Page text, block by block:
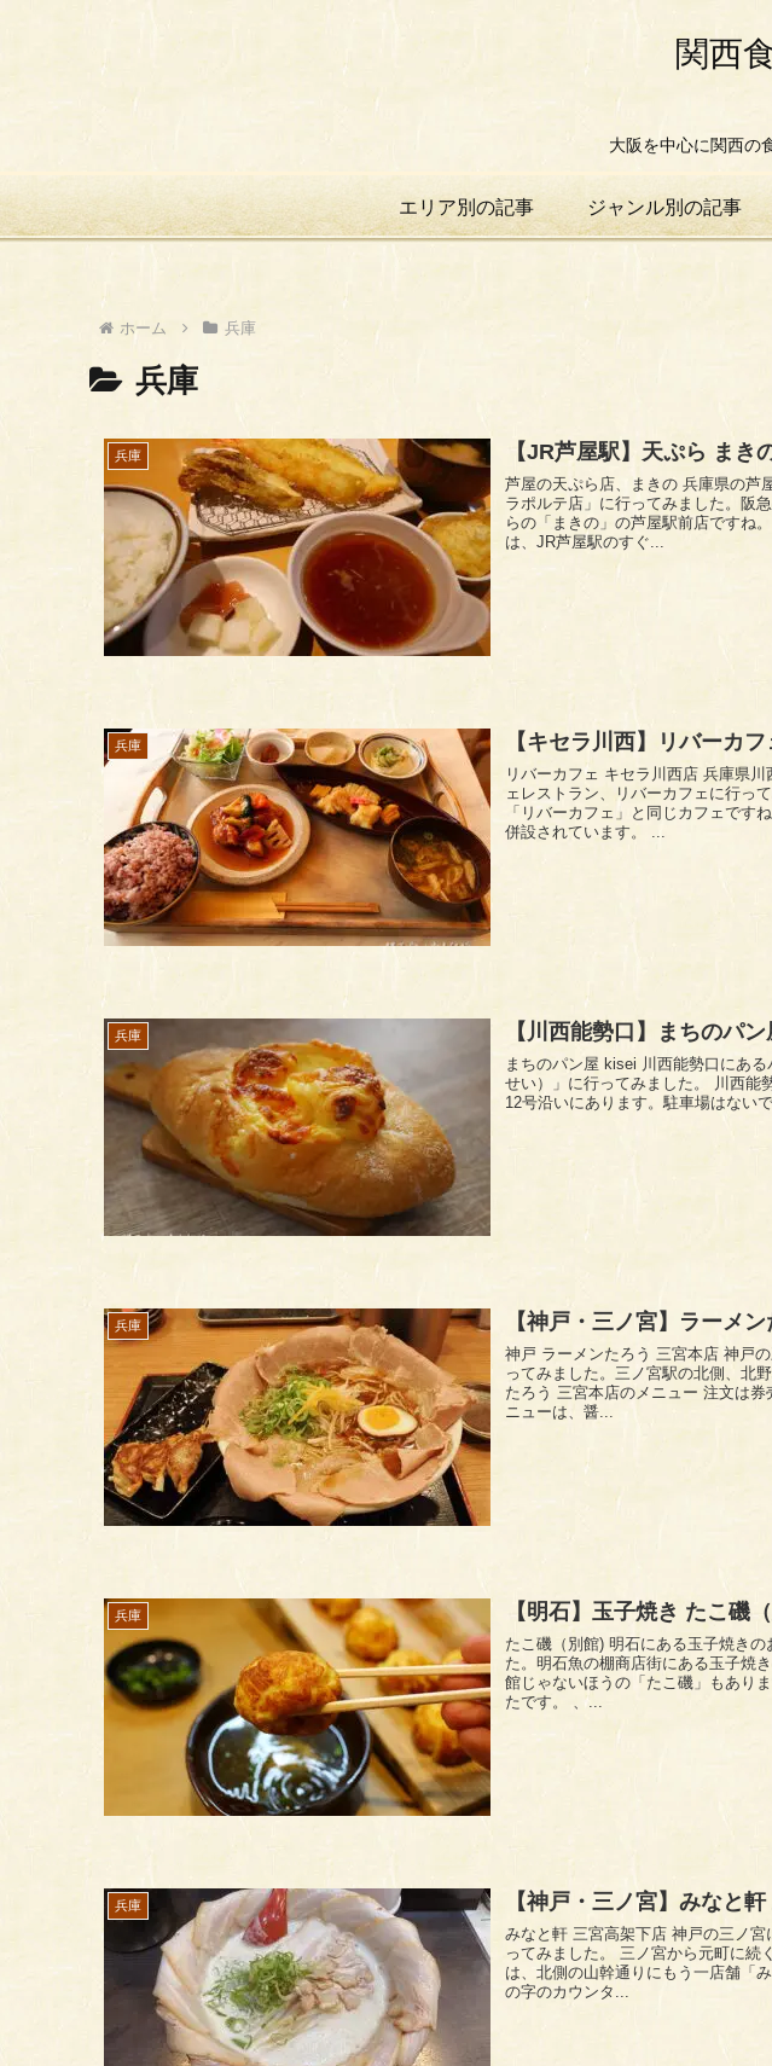
関西
大阪を中心に関西の
エリア別の記事 ジャンル別の記事
ホーム 兵庫
兵庫
兵庫 【JR芦屋駅】天ぷら まき
芦屋の天ぷら店、まきの 兵庫県の芦屋にある天ぷらの「天ぷら定食まきの
ラポルテ店」に行ってみました。阪
らの「まきの」の芦屋駅前店ですね。 「天ぷら定食まきの ラポルテ店」
は、JR芦屋駅のすぐ...
兵庫 【キセラ川西】リバーカ
リバーカフェ キセラ川西店 兵庫県川西市の商業施設キセラ川西にあるカフ
ェレストラン、リバーカフェに行ってみました。 梅田
「リバーカフェ」と同じカフェです
兵庫 【川西能勢口】まちのパ
まちのパン屋 kisei 川西能勢口にあるパン屋さん、「まちのパン屋 kisei（き
せい）」に行ってみました。 川西能勢口駅から北に延びる幹線道路の県道
兵庫 【神戸・三ノ宮】ラーメン
神戸 ラーメンたろう 三宮本店 神戸の三ノ宮にある「ラーメンたろう」に行
ってみました。三ノ宮駅の北側、北野坂に
たろう 三宮本店のメニュー 注文は券売機制になっています。ラーメンのメ
ニューは、醤...
兵庫 【明石】玉子焼き たこ磯
たこ磯（別館) 明石にある玉子焼きのお店「たこ磯（別館)」に行ってみまし
た。明石魚の棚商店街にある玉子焼きの人気店
館じゃないほうの「たこ磯」もあり
たです。 、...
兵庫 【神戸・三ノ宮】みなと
みなと軒 三宮高架下店 神戸の三ノ宮にあるラーメン店、「みなと軒 」に行
ってみました。 三ノ宮から元町に続く高架下商店街にあります。三ノ宮に
は、北側の山幹通りにもう一店舗「みなと
の字のカウンタ...